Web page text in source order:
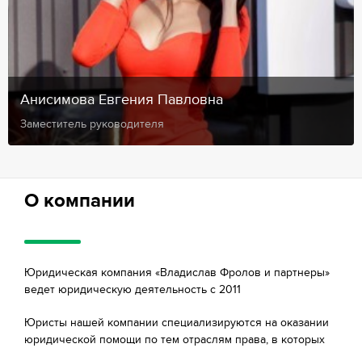
Анисимова Евгения Павловна
Заместитель руководителя
О компании
Юридическая компания «Владислав Фролов и партнеры»
ведет юридическую деятельность с 2011
Юристы нашей компании специализируются на оказании
юридической помощи по тем отраслям права, в которых